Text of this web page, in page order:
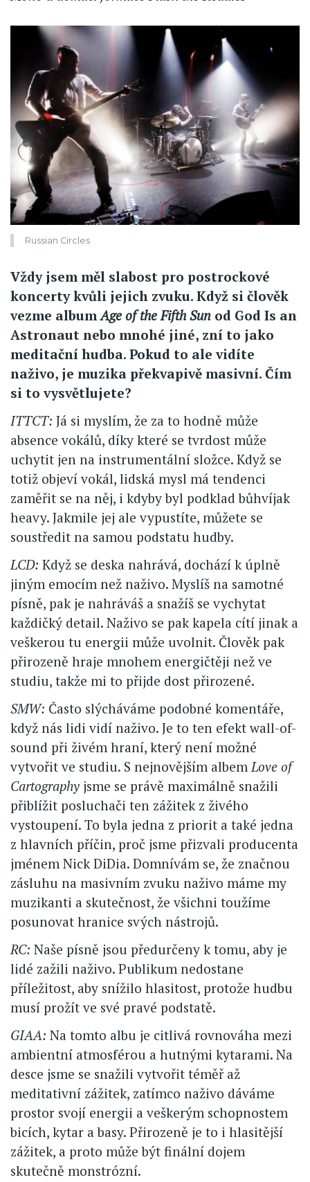
Russian Circles
Vždy jsem měl slabost pro postrockové
koncerty kvůli jejich zvuku. Když si člověk
vezme albumAge of the Fifth Sun od God Is an
Astronaut nebo mnohé jiné, zní to jako
meditační hudba. Pokud to ale vidíte
naživo, je muzika překvapivě masivní. Čím
si to vysvětlujete?
ITTCT: Já si myslím, že za to hodně může
absence vokálů, díky které se tvrdost může
uchytit jen na instrumentální složce. Když se
totiž objeví vokál, lidská mysl má tendenci
zaměřit se na něj, i kdyby byl podklad bůhvíjak
heavy. Jakmile jej ale vypustíte, můžete se
soustředit na samou podstatu hudby.
LCD: Když se deska nahrává, dochází k úplně
jiným emocím než naživo. Myslíš na samotné
písně, pak je nahráváš a snažíš se vychytat
každičký detail. Naživo se pak kapela cítí jinak a
veškerou tu energii může uvolnit. Člověk pak
přirozeně hraje mnohem energičtěji než ve
studiu, takže mi to přijde dost přirozené.
SMW: Často slýcháváme podobné komentáře,
když nás lidi vidí naživo. Je to ten efekt wall-of-
sound při živém hraní, který není možné
vytvořit ve studiu. S nejnovějším albem Love of
Cartography jsme se právě maximálně snažili
přiblížit posluchači ten zážitek z živého
vystoupení. To byla jedna z priorit a také jedna
z hlavních příčin, proč jsme přizvali producenta
jménem Nick DiDia. Domnívám se, že značnou
zásluhu na masivním zvuku naživo máme my
muzikanti a skutečnost, že všichni toužíme
posunovat hranice svých nástrojů.
RC: Naše písně jsou předurčeny k tomu, aby je
lidé zažili naživo. Publikum nedostane
příležitost, aby snížilo hlasitost, protože hudbu
musí prožít ve své pravé podstatě.
GIAA: Na tomto albu je citlivá rovnováha mezi
ambientní atmosférou a hutnými kytarami. Na
desce jsme se snažili vytvořit téměř až
meditativní zážitek, zatímco naživo dáváme
prostor svojí energii a veškerým schopnostem
bicích, kytar a basy. Přirozeně je to i hlasitější
zážitek, a proto může být finální dojem
skutečně monstrózní.